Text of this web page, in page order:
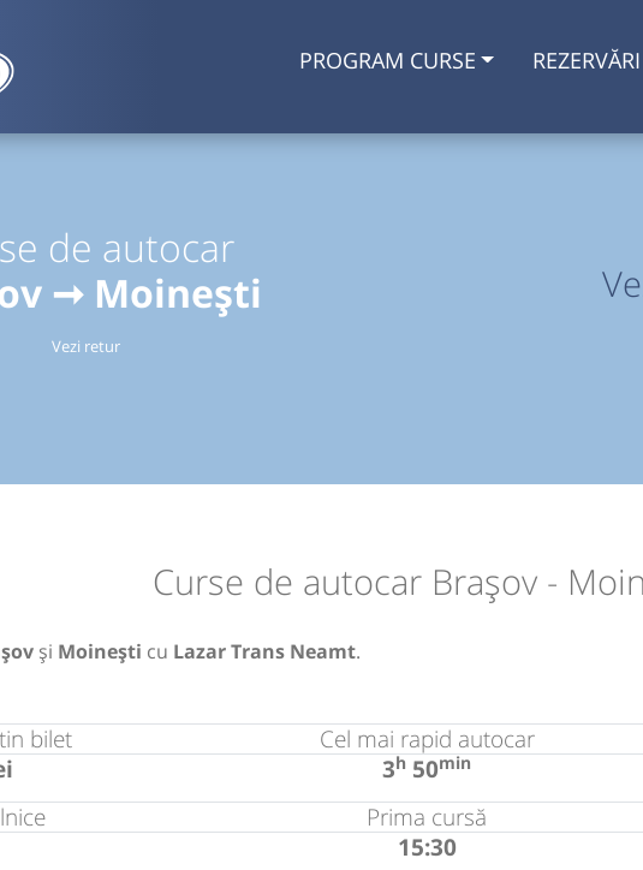
PROGRAM CURSE REZERVĂRI
de autocar
➞ Moinești
Vezi retur
Curse de autocar Brașov -
și Moinești cu Lazar Trans Neamt.
bilet
Cel mai rapid autocar
3h 50min
Prima cursă
15:30